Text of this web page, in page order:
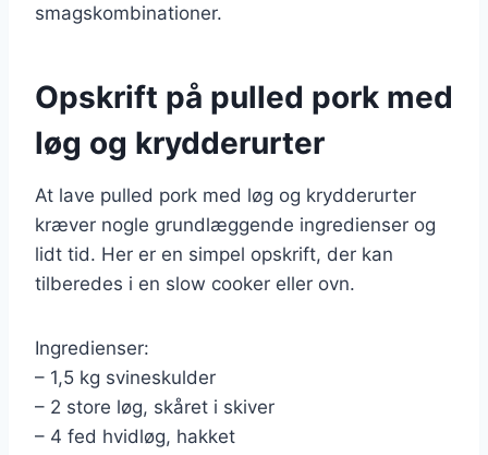
smagskombinationer.
Opskrift på pulled pork med
løg og krydderurter
At lave pulled pork med løg og krydderurter
kræver nogle grundlæggende ingredienser og
lidt tid. Her er en simpel opskrift, der kan
tilberedes i en slow cooker eller ovn.
Ingredienser:
– 1,5 kg svineskulder
– 2 store løg, skåret i skiver
– 4 fed hvidløg, hakket